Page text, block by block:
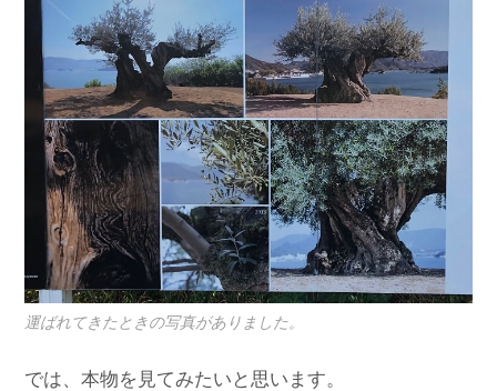
運ばれてきたときの写真がありました。
では、本物を見てみたいと思います。